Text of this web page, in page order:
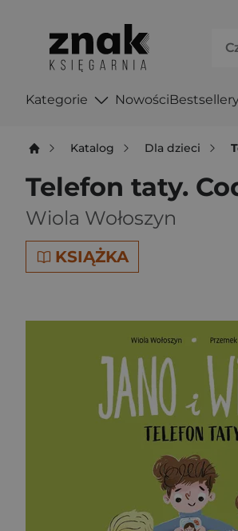
Kategorie Nowości
Katalog Dla dzieci
Telefon taty.
Wiola Wołoszyn
KSIĄŻKA